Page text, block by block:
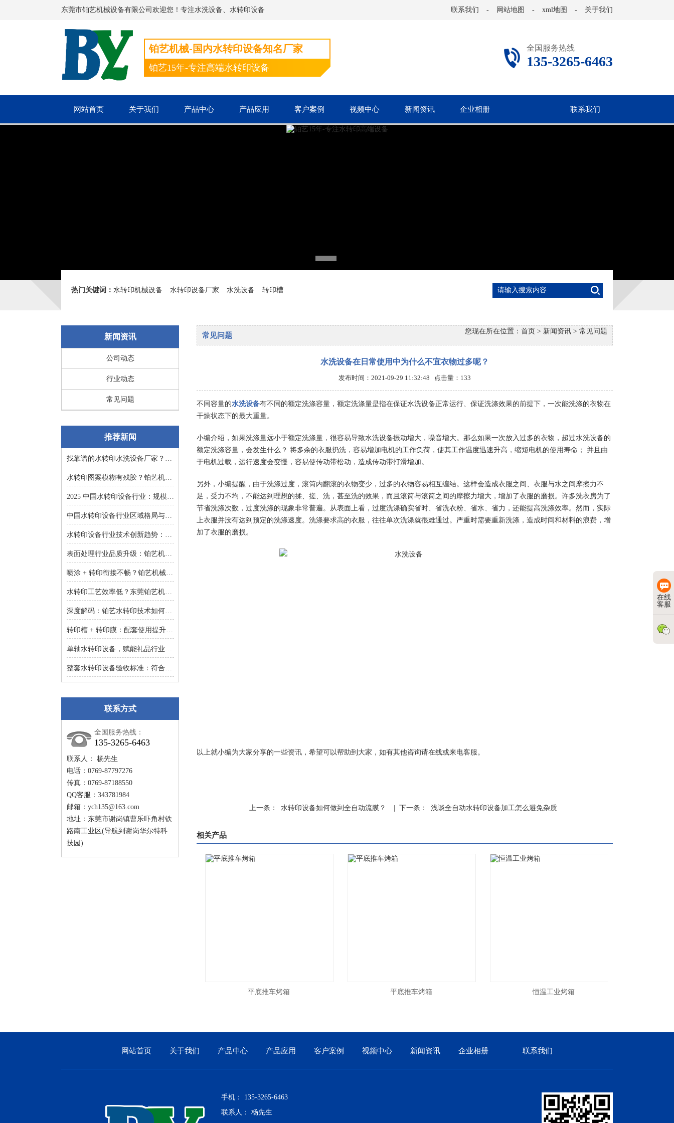
东莞市铂艺机械设备有限公司欢迎您！专注水洗设备、水转印设备 联系我们 - 网站地图 - xml地图 - 关于我们
铂艺机械-国内水转印设备知名厂家
铂艺15年-专注高端水转印设备
全国服务热线
135-3265-6463
网站首页 关于我们 产品中心 产品应用 客户案例 视频中心 新闻资讯 企业相册 联系我们
2
热门关键词： 水转印机械设备 水转印设备厂家 水洗设备 转印槽
新闻资讯
公司动态
行业动态
常见问题
推荐新闻
找靠谱的水转印水洗设备厂家？东莞铂艺机械提供一对一非标定制
水转印图案模糊有残胶？铂艺机械自动化水洗设备一键解决难题
2025 中国水转印设备行业：规模扩张、结构优化与增长逻辑深度解析
中国水转印设备行业区域格局与投资机会：集群效应与增量市场的双重红利
水转印设备行业技术创新趋势：智能化、环保化与精密化的突围之路
表面处理行业品质升级：铂艺机械水转印设备重塑装饰工艺新标准
喷涂 + 转印衔接不畅？铂艺机械：自动喷涂生产线 + 水转印设备，实现全流程自动化
水转印工艺效率低？东莞铂艺机械：整套水转印设备，适配多场景生产需求
深度解码：铂艺水转印技术如何重新定义曲面包装价值链
转印槽 + 转印膜：配套使用提升实验成功率-铂艺机械设备有限公司
单轴水转印设备，赋能礼品行业小批量定制：高效、省心、低成本-铂艺机械设备有限公司
整套水转印设备验收标准：符合行业质量规范是核心-铂艺机械设备有限公司
联系方式
全国服务热线：
135-3265-6463
联系人： 杨先生
电话：0769-87797276
传真：0769-87188550
QQ客服：343781984
邮箱： ych135@163.com
地址：东莞市谢岗镇曹乐吓角村铁
路南工业区(导航到谢岗华尔特科
技园)
您现在所在位置： 首页 > 新闻资讯 > 常见问题
常见问题
水洗设备在日常使用中为什么不宜衣物过多呢？
发布时间：2021-09-29 11:32:48 点击量： 133
不同容量的水洗设备有不同的额定洗涤容量，额定洗涤量是指在保证水洗设备正常运行、保证洗涤效果的前提下，一次能洗涤的衣物在
干燥状态下的最大重量。
小编介绍，如果洗涤量远小于额定洗涤量，很容易导致水洗设备振动增大，噪音增大。那么如果一次放入过多的衣物，超过水洗设备的
额定洗涤容量，会发生什么？ 将多余的衣服扔洗，容易增加电机的工作负荷，使其工作温度迅速升高，缩短电机的使用寿命； 并且由
于电机过载，运行速度会变慢，容易使传动带松动，造成传动带打滑增加。
另外，小编提醒，由于洗涤过度，滚筒内翻滚的衣物变少，过多的衣物容易相互缠结。这样会造成衣服之间、衣服与水之间摩擦力不
足，受力不均，不能达到理想的揉、搓、洗，甚至洗的效果，而且滚筒与滚筒之间的摩擦力增大，增加了衣服的磨损。许多洗衣房为了
节省洗涤次数，过度洗涤的现象非常普遍。从表面上看，过度洗涤确实省时、省洗衣粉、省水、省力，还能提高洗涤效率。然而，实际
上衣服并没有达到预定的洗涤速度。洗涤要求高的衣服，往往单次洗涤就很难通过。严重时需要重新洗涤，造成时间和材料的浪费，增
加了衣服的磨损。
以上就小编为大家分享的一些资讯，希望可以帮助到大家，如有其他咨询请在线或来电客服。
上一条： 水转印设备如何做到全自动流膜？ | 下一条： 浅谈全自动水转印设备加工怎么避免杂质
相关产品
平底推车烤箱 平底推车烤箱 恒温工业烤箱
网站首页 关于我们 产品中心 产品应用 客户案例 视频中心 新闻资讯 企业相册 联系我们
手机： 135-3265-6463
联系人： 杨先生
在线
客服